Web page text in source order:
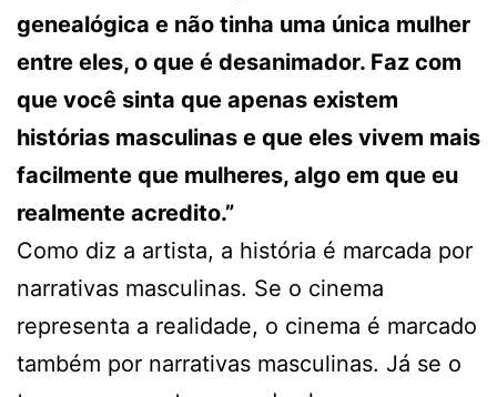
genealógica e não tinha uma única mulher
entre eles, o que é desanimador. Faz com
que você sinta que apenas existem
histórias masculinas e que eles vivem mais
facilmente que mulheres, algo em que eu
realmente acredito.”
Como diz a artista, a história é marcada por
narrativas masculinas. Se o cinema
representa a realidade, o cinema é marcado
também por narrativas masculinas. Já se o